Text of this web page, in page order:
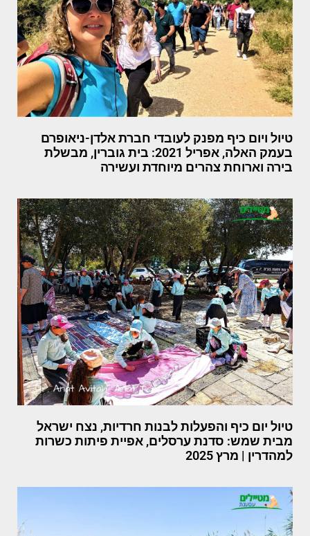
טיול ויום כיף מפנק לעובדי חברת אלדן-ניאופרם
בעמק האלה, אפריל 2021: בית גוברין, מבשלת
בירה וארוחת צהרים מיוחדת ועשירה
טיול יום כיף והפעלות לבנות חרדיות, נצח ישראל
מבית שמש: סדנת ערסלים, אפיית פיתות כשרות
למהדרין | מרץ 2025